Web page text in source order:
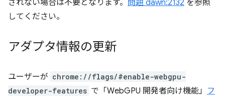
されない場合は不要となります。 問題 dawn:2132 を参照
してください。
アダプタ情報の更新
ユーザーが chrome://flags/#enable-webgpu-
developer-features で「WebGPU 開発者向け機能」 フ